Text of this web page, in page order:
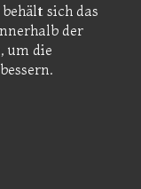
sich das
der
um die